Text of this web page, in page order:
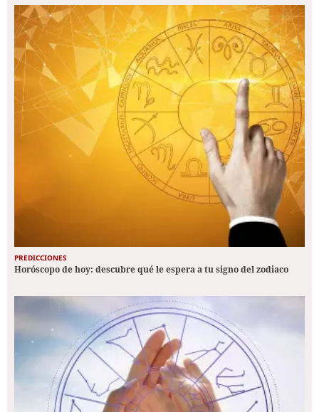
PREDICCIONES
Horóscopo de hoy: descubre qué le espera a tu signo del zodiaco